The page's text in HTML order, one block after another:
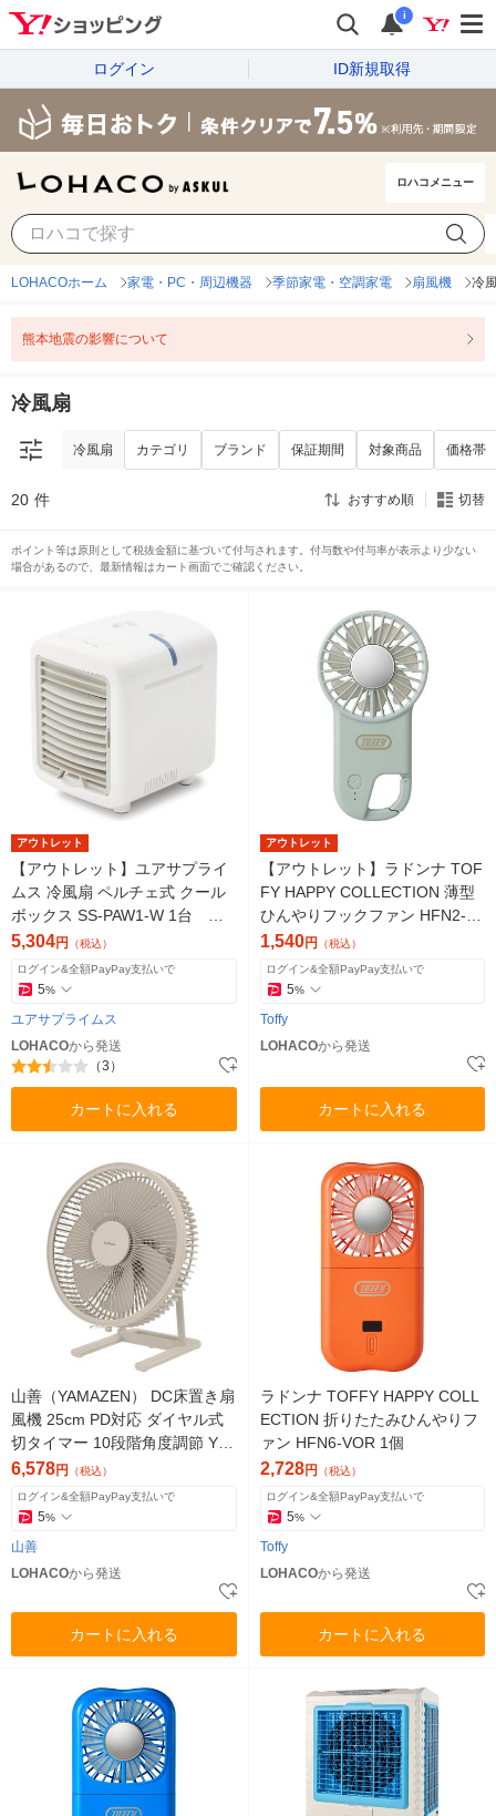
i
ログイン ID新規取得
ロハコメニュー
価格帯
LOHACOホーム 家電・PC・周辺機器 季節家電・空調家電 扇風機 冷
熊本地震の影響について
冷風扇
冷風扇 カテゴリ ブランド 保証期間 対象商品 価格帯
20 件 おすすめ順 切替
ポイント等は原則として税抜金額に基づいて付与されます。付与数や付与率が表示より少ない
場合があるので、最新情報はカート画面でご確認ください。
アウトレット
【アウトレット】ユアサプライ
ムス 冷風扇 ペルチェ式 クール
ボックス SS-PAW1-W 1台 水
タンク採用 運転モード切替
5,304円 （税込）
ログイン&全額PayPay支払いで
5%
ユアサプライムス
LOHACOから発送
（3）
カートに入れる
アウトレット
【アウトレット】ラドンナ TOF
FY HAPPY COLLECTION 薄型
ひんやりフックファン HFN2-S
ML 1個
1,540円 （税込）
ログイン&全額PayPay支払いで
5%
Toffy
LOHACOから発送
カートに入れる
山善（YAMAZEN） DC床置き扇
風機 25cm PD対応 ダイヤル式
切タイマー 10段階角度調節 YM
YPーFJD25
6,578円 （税込）
ログイン&全額PayPay支払いで
5%
山善
LOHACOから発送
カートに入れる
ラドンナ TOFFY HAPPY COLL
ECTION 折りたたみひんやりフ
ァン HFN6-VOR 1個
2,728円 （税込）
ログイン&全額PayPay支払いで
5%
Toffy
LOHACOから発送
カートに入れる